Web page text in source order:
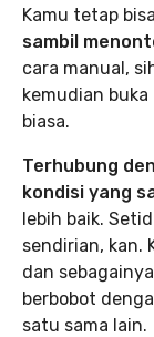
Kamu tetap bisa
sambil
cara manual,
kemudian
biasa.
Terhubung
kondisi yang
lebih baik.
sendirian, kan.
dan
berbobot
satu sama lain.